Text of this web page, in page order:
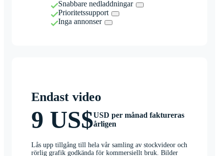
Snabbare nedladdningar
Prioritetssupport
Inga annonser
Endast video
9 US$USD per månad faktureras
årligen
Lås upp tillgång till hela vår samling av stockvideor och
rörlig grafik godkända för kommersiellt bruk. Bilder